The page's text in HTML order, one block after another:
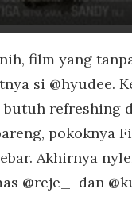
film yang
si @hyudee.
refreshing
pokoknya
Akhirnya
@reje_ dan